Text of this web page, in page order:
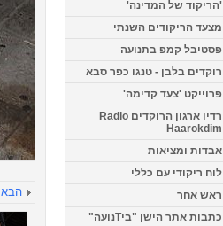
'הריקוד של המדינה'
מצעד הריקודים השנתי
פסטיבל קמפ בתנועה
רוקדים בלבן - טנגו כפר סבא
פרוייקט 'צעד קדימה'
רדיו ארגון הרוקדים Radio
Haarokdim
אבדות ומציאות
לוח ריקודי עם כללי
ראש אחר
כתבות אתר הישן "ביTנועה"
הבא